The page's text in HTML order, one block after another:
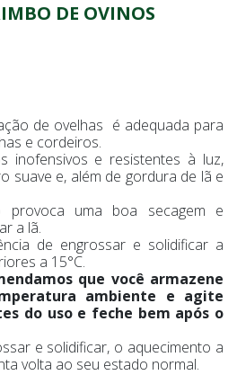
DE OVINOS
de ovelhas é adequada para
e cordeiros.
inofensivos e resistentes à luz,
suave e, além de gordura de lã e
provoca uma boa secagem e
a lã.
de engrossar e solidificar a
a 15°C.
que você armazene
ambiente e agite
do uso e feche bem após o
e solidificar, o aquecimento a
volta ao seu estado normal.